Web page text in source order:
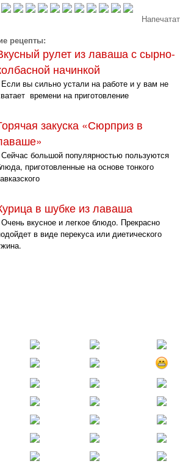
рецепты:
рулет из лаваша с сырно-
начинкой
Если вы сильно устали на работе и у вам не
времени на приготовление
закуска «Сюрприз в
Сейчас большой популярностью пользуются
приготовленные на основе тонкого
в шубке из лаваша
Очень вкусное и легкое блюдо. Прекрасно
в виде перекуса или диетического